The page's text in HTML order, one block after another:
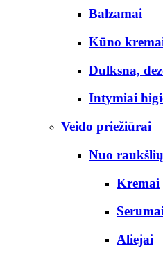
Balzamai
Kūno
Dulksna,
Intymiai
Veido priežiūrai
Nuo raukšlių
Kremai
Aliejai